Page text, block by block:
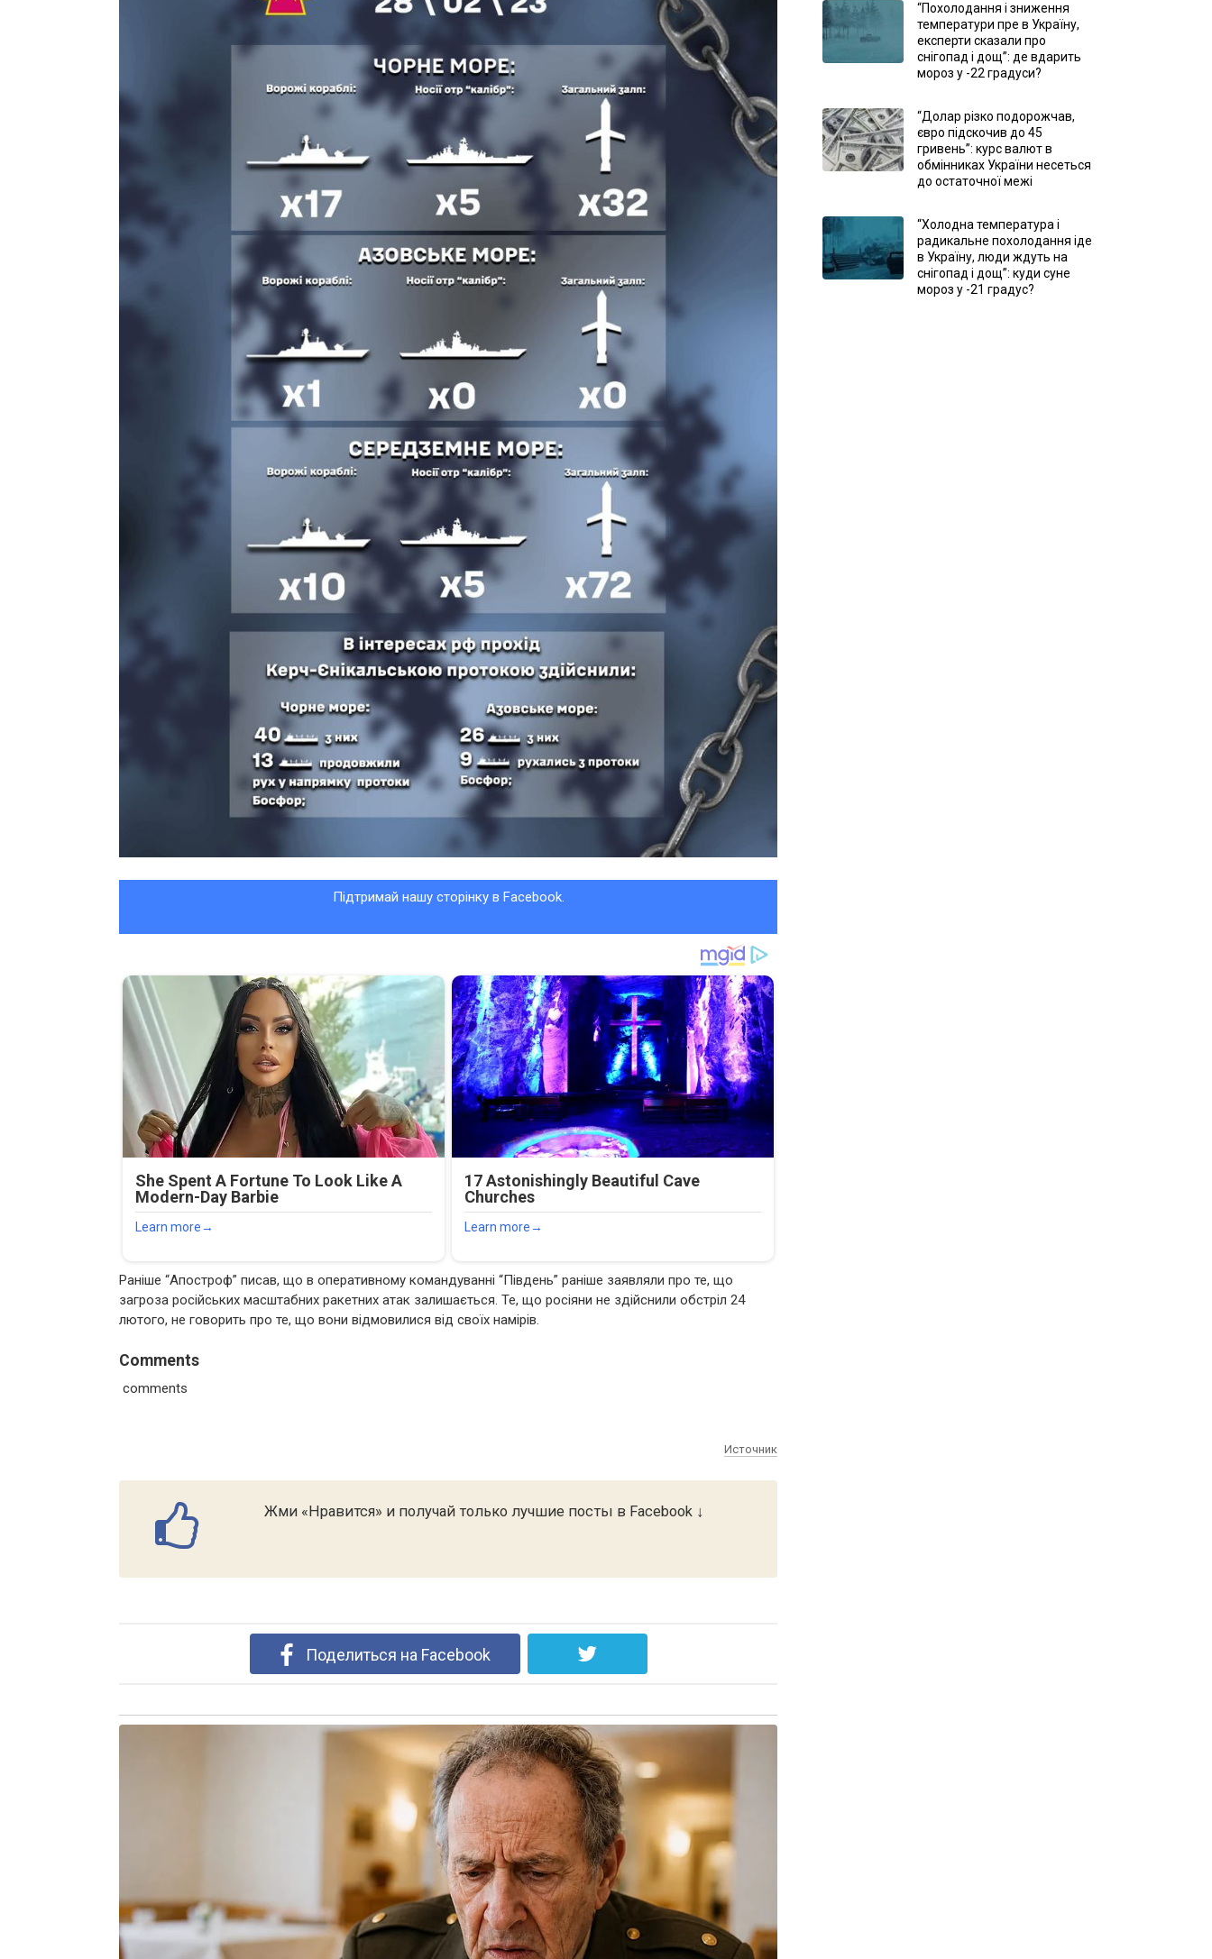
Підтримай нашу сторінку в Facebook.
Раніше “Апостроф” писав, що в оперативному командуванні “Південь” раніше заявляли про те, що
загроза російських масштабних ракетних атак залишається. Те, що росіяни не здійснили обстріл 24
лютого, не говорить про те, що вони відмовилися від своїх намірів.
Comments
comments
Источник
Жми «Нравится» и получай только лучшие посты в Facebook ↓
Поделиться на Facebook
“Похолодання і зниження
температури пре в Україну,
експерти сказали про
снігопад і дощ”: де вдарить
мороз у -22 градуси?
“Долар різко подорожчав,
євро підскочив до 45
гривень”: курс валют в
обмінниках України несеться
до остаточної межі
“Холодна температура і
радикальне похолодання іде
в Україну, люди ждуть на
снігопад і дощ”: куди суне
мороз у -21 градус?